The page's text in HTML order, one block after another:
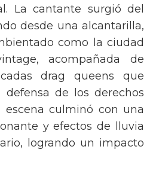
La cantante surgió del
desde una alcantarilla,
como la ciudad
acompañada de
drag queens que
defensa de los derechos
escena culminó con una
y efectos de lluvia
logrando un impacto